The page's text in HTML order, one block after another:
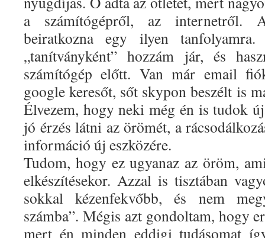
a számítógépről, az internetről.
beiratkozna egy ilyen
„tanítványként” hozzám jár, és
számítógép előtt. Van már email
google keresőt, sőt skypon beszélt is
Élvezem, hogy neki még én is tudok
jó érzés látni az örömét, a
információ új eszközére.
Tudom, hogy ez ugyanaz az öröm,
elkészítésekor. Azzal is tisztában
sokkal kézenfekvőbb, és nem
számba”. Mégis azt gondoltam, hogy
mert én minden eddigi tudásomat